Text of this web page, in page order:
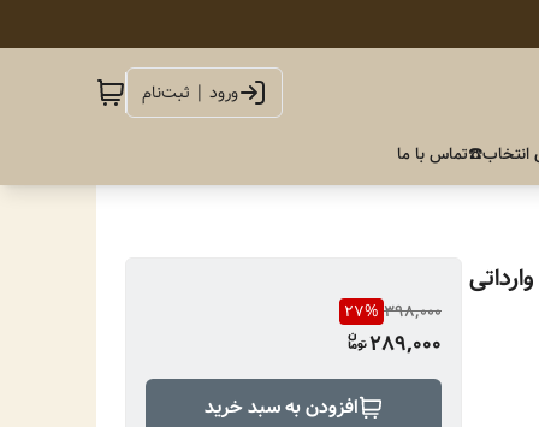
ورود | ثبت‌نام
انتخاب☎️تماس با ما
398,000
27%
289,000
افزودن به سبد خرید